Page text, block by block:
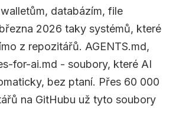
databázím, file
2026 taky systémů, které
z repozitářů. AGENTS.md,
for-ai.md - soubory, které AI
bez ptaní. Přes 60 000
na GitHubu už tyto soubory